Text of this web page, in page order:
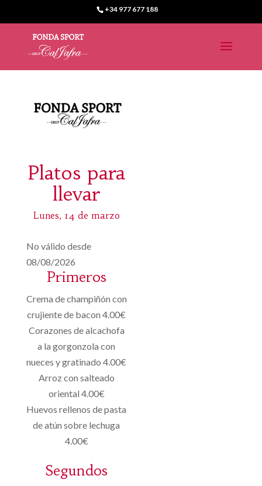
+34 977 677 188
Platos para
llevar
Lunes, 14 de marzo
No válido desde
08/08/2026
Primeros
Crema de champiñón con
crujiente de bacon 4.00€
Corazones de alcachofa
a la gorgonzola con
nueces y gratinado 4.00€
Arroz con salteado
oriental 4.00€
Huevos rellenos de pasta
de atún sobre lechuga
4.00€
Segundos